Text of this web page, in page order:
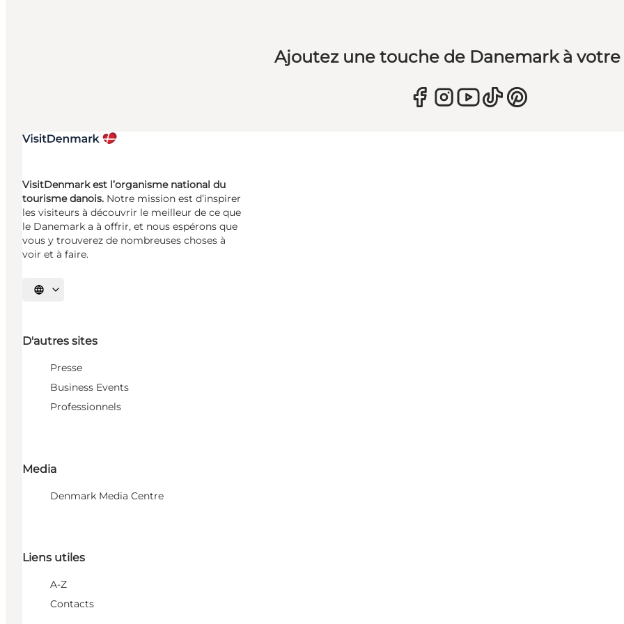
Ajoutez une touche de Danemark à
VisitDenmark est l’organisme national du
tourisme danois. Notre mission est d’inspirer
les visiteurs à découvrir le meilleur de ce que
le Danemark a à offrir, et nous espérons que
vous y trouverez de nombreuses choses à
voir et à faire.
Choisissez la langue
D'autres sites
Presse
Business Events
Professionnels
Media
Denmark Media Centre
Liens utiles
A-Z
Contacts